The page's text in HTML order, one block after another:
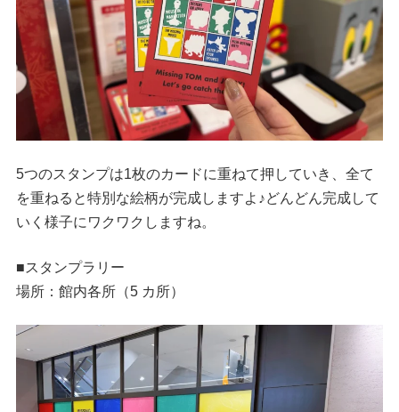
5つのスタンプは1枚のカードに重ねて押していき、全て
を重ねると特別な絵柄が完成しますよ♪どんどん完成して
いく様子にワクワクしますね。
■スタンプラリー
場所：館内各所（5 カ所）